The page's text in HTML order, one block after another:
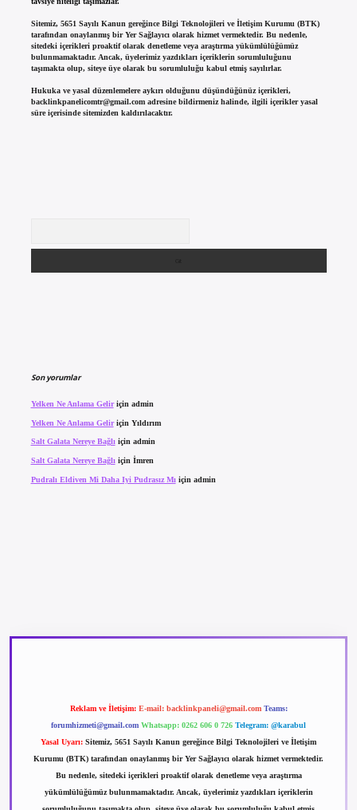
Sitemiz, 5651 Sayılı Kanun gereğince Bilgi Teknolojileri ve İletişim Kurumu (BTK)
tarafından onaylanmış bir Yer Sağlayıcı olarak hizmet vermektedir. Bu nedenle,
sitedeki içerikleri proaktif olarak denetleme veya araştırma yükümlülüğümüz
bulunmamaktadır. Ancak, üyelerimiz yazdıkları içeriklerin sorumluluğunu
taşımakta olup, siteye üye olarak bu sorumluluğu kabul etmiş sayılırlar.
Hukuka ve yasal düzenlemelere aykırı olduğunu düşündüğünüz içerikleri,
backlinkpanelicomtr@gmail.comadresine bildirmeniz halinde, ilgili içerikler yasal
süre içerisinde sitemizden kaldırılacaktır.
Son yorumlar
Yelken Ne Anlama Geliriçin admin
Yelken Ne Anlama Geliriçin Yıldırım
Salt Galata Nereye Bağlıiçin admin
Salt Galata Nereye Bağlı için İmren
Pudralı Eldiven Mi Daha Iyi Pudrasız Mı için admin
Reklam ve İletişim: E-mail: backlinkpaneli@gmail.com Teams:
forumhizmeti@gmail.com Whatsapp: 0262 606 0 726 Telegram: @karabul
Yasal Uyarı: Sitemiz, 5651 Sayılı Kanun gereğince Bilgi Teknolojileri ve İletişim
Kurumu (BTK) tarafından onaylanmış bir Yer Sağlayıcı olarak hizmet vermektedir.
Bu nedenle, sitedeki içerikleri proaktif olarak denetleme veya araştırma
yükümlülüğümüz bulunmamaktadır. Ancak, üyelerimiz yazdıkları içeriklerin